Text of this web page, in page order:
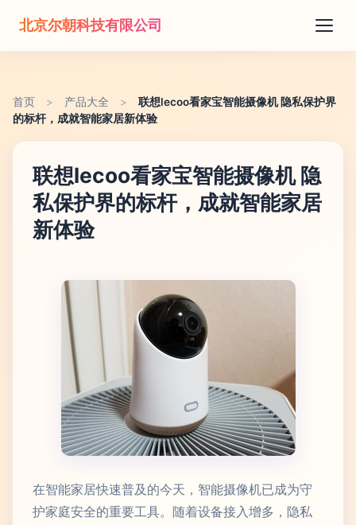
北京尔朝科技有限公司
首页 > 产品大全 >
联想lecoo看家宝智能摄像机 隐私保护界
的标杆，成就智能家居新体验
联想lecoo看家宝智能摄像机 隐
私保护界的标杆，成就智能家居
新体验
在智能家居快速普及的今天，智能摄像机已成为守
护家庭安全的重要工具。随着设备接入增多，隐私